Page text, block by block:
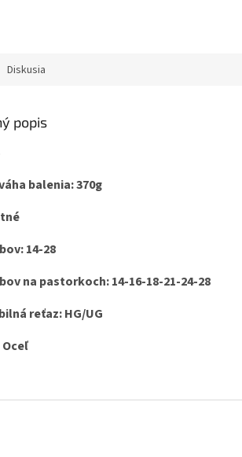
Diskusia
popis
balenia: 370g
14-28
na pastorkoch: 14-16-18-21-24-28
reťaz: HG/UG